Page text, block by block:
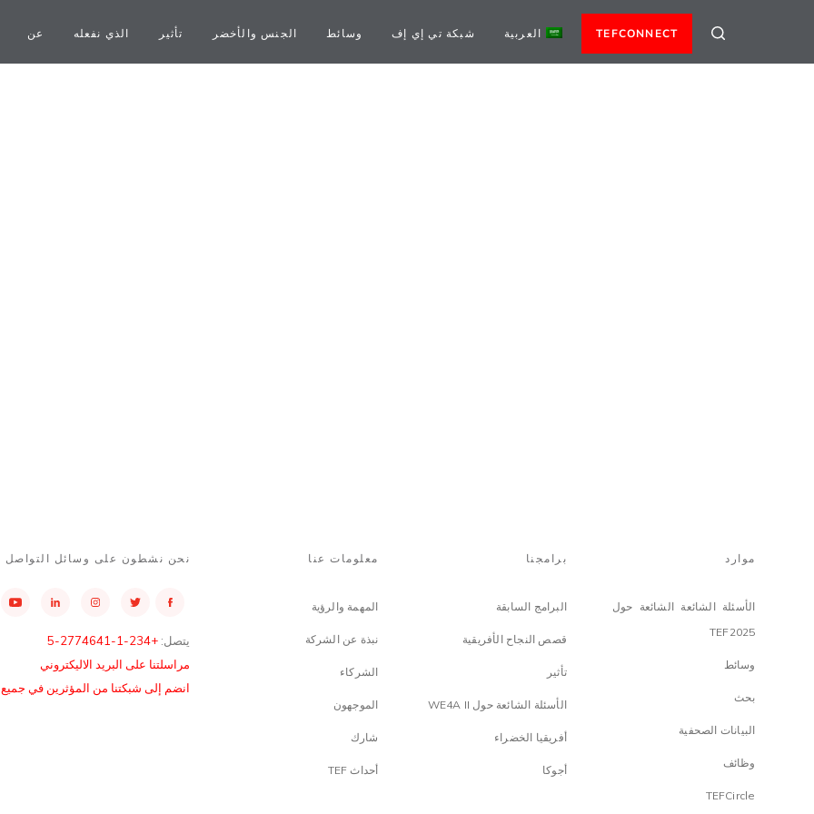
عن الذي نفعله تأثير الجنس والأخضر وسائط شبكة تي إي إف العربية TEFCONNECT
نحن نشطون على وسائل التواصل
يتصل: +234-1-2774641-5
مراسلتنا على البريد الاليكتروني
انضم إلى شبكتنا من المؤثرين في جميع
معلومات عنا
المهمة والرؤية
نبذة عن الشركة
الشركاء
الموجهون
شارك
أحداث TEF
برامجنا
البرامج السابقة
قصص النجاح الأفريقية
تأثير
الأسئلة الشائعة حول WE4A II
أفريقيا الخضراء
أجوكا
موارد
الأسئلة الشائعة الشائعة حول
TEF2025
وسائط
بحث
البيانات الصحفية
وظائف
TEFCircle